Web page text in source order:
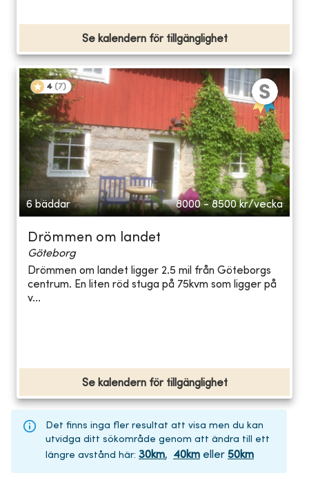
Se kalendern för tillgänglighet
4 (7)
6 bäddar 8000 - 8500 kr/vecka
Drömmen om landet
Göteborg
Drömmen om landet ligger 2.5 mil från Göteborgs
centrum. En liten röd stuga på 75kvm som ligger på
v...
Se kalendern för tillgänglighet
Det finns inga fler resultat att visa men du kan
utvidga ditt sökområde genom att ändra till ett
längre avstånd här: 30km, 40km eller 50km